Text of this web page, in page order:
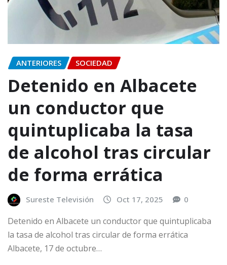
ANTERIORES SOCIEDAD
Detenido en Albacete
un conductor que
quintuplicaba la tasa
de alcohol tras circular
de forma errática
Sureste Televisión Oct 17, 2025 0
Detenido en Albacete un conductor que quintuplicaba
la tasa de alcohol tras circular de forma errática
Albacete, 17 de octubre…